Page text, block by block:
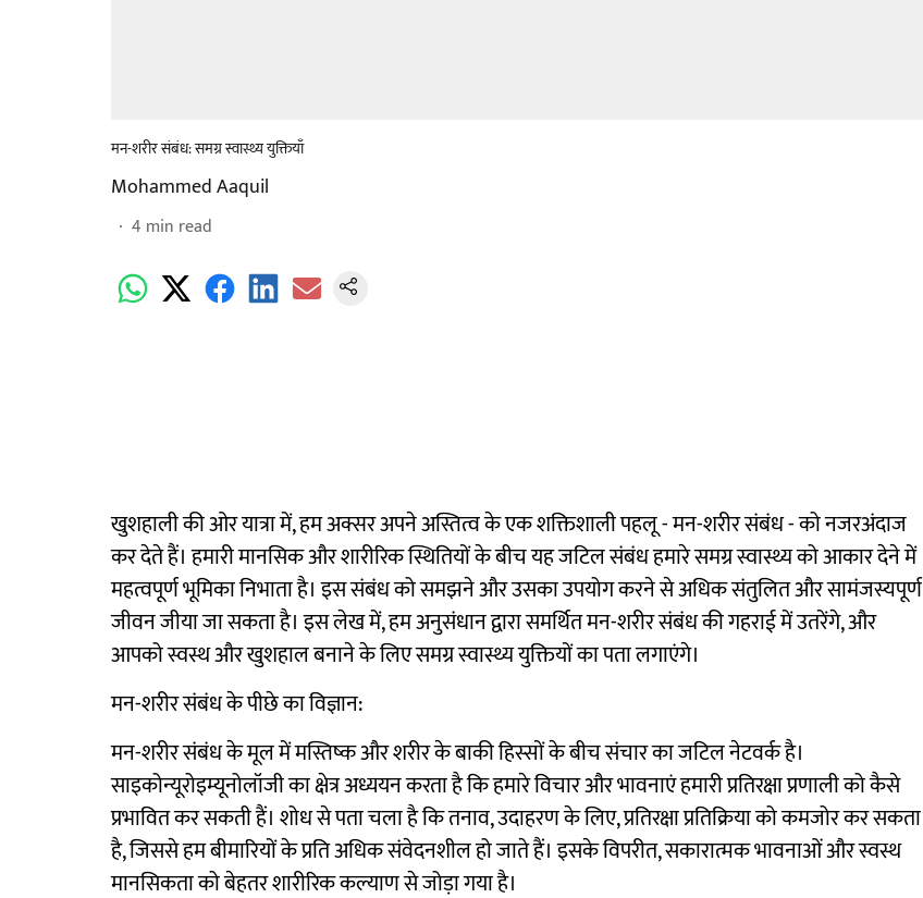
मन-शरीर संबंध: समग्र स्वास्थ्य युक्तियाँ
Mohammed Aaquil
4 min read
खुशहाली की ओर यात्रा में, हम अक्सर अपने अस्तित्व के एक शक्तिशाली पहलू - मन-शरीर संबंध - को नजरअंदाज
कर देते हैं। हमारी मानसिक और शारीरिक स्थितियों के बीच यह जटिल संबंध हमारे समग्र स्वास्थ्य को आकार देने में
महत्वपूर्ण भूमिका निभाता है। इस संबंध को समझने और उसका उपयोग करने से अधिक संतुलित और सामंजस्यपूर्ण
जीवन जीया जा सकता है। इस लेख में, हम अनुसंधान द्वारा समर्थित मन-शरीर संबंध की गहराई में उतरेंगे, और
आपको स्वस्थ और खुशहाल बनाने के लिए समग्र स्वास्थ्य युक्तियों का पता लगाएंगे।
मन-शरीर संबंध के पीछे का विज्ञान:
मन-शरीर संबंध के मूल में मस्तिष्क और शरीर के बाकी हिस्सों के बीच संचार का जटिल नेटवर्क है।
साइकोन्यूरोइम्यूनोलॉजी का क्षेत्र अध्ययन करता है कि हमारे विचार और भावनाएं हमारी प्रतिरक्षा प्रणाली को कैसे
प्रभावित कर सकती हैं। शोध से पता चला है कि तनाव, उदाहरण के लिए, प्रतिरक्षा प्रतिक्रिया को कमजोर कर सकता
है, जिससे हम बीमारियों के प्रति अधिक संवेदनशील हो जाते हैं। इसके विपरीत, सकारात्मक भावनाओं और स्वस्थ
मानसिकता को बेहतर शारीरिक कल्याण से जोड़ा गया है।